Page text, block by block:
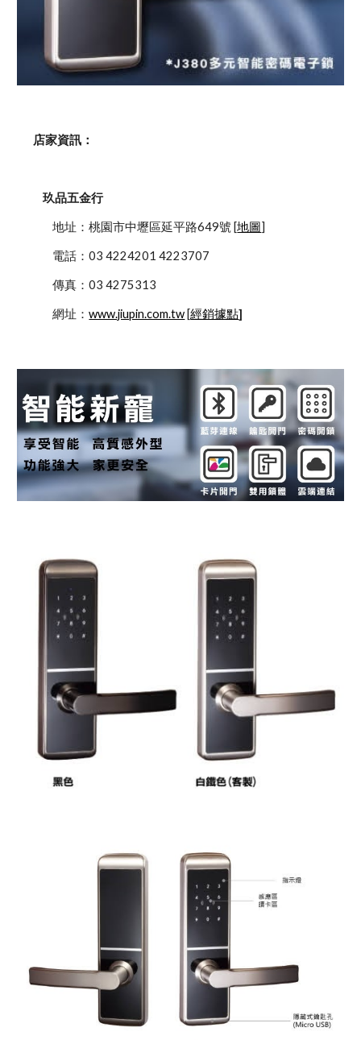
    店家資訊：
玖品五金行
            地址：桃園市中壢區延平路649號 [
地圖]
            電話：03 4224201 4223707
            傳真：03 4275313
            網址：
www.jiupin.com.tw [經銷據點]